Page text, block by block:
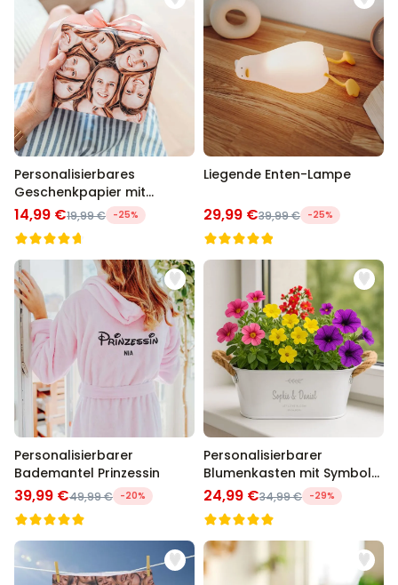
Personalisierbares
Geschenkpapier mit
Gesicht
14,99 €19,99 € -25%
Liegende Enten-Lampe
29,99 €39,99 € -25%
Personalisierbarer
Bademantel Prinzessin
39,99 €49,99 € -20%
Personalisierbarer
Blumenkasten mit Symbol
und Text
24,99 €34,99 € -29%